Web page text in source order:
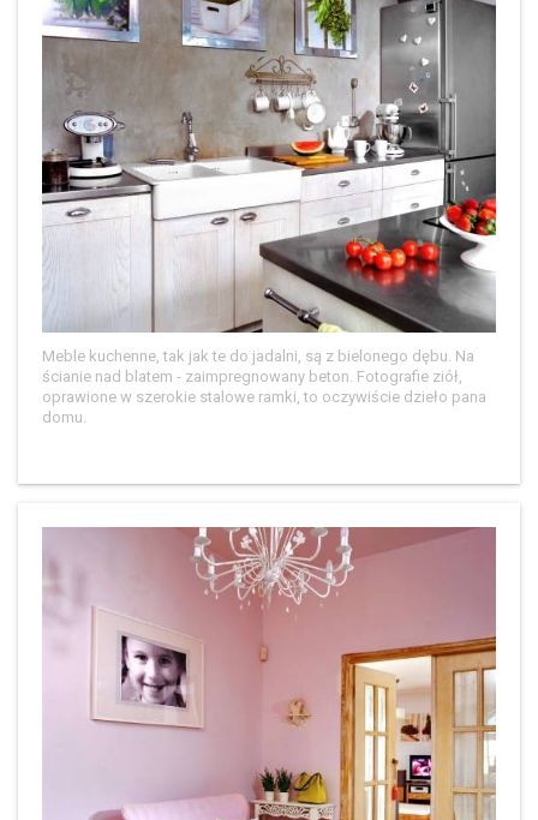
Meble kuchenne, tak jak te do jadalni, są z bielonego dębu. Na
ścianie nad blatem - zaimpregnowany beton. Fotografie ziół,
oprawione w szerokie stalowe ramki, to oczywiście dzieło pana
domu.